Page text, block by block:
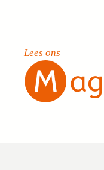
Lees ons